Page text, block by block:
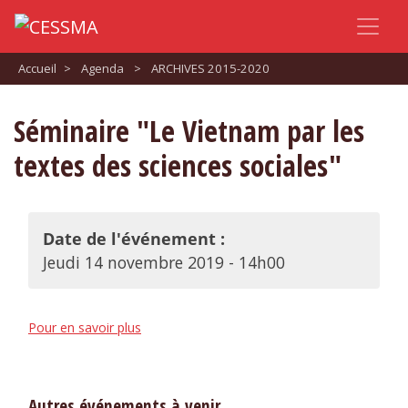
Accueil > Agenda > ARCHIVES 2015-2020
Séminaire "Le Vietnam par les
textes des sciences sociales"
Date de l'événement :
Jeudi 14 novembre 2019 - 14h00
Pour en savoir plus